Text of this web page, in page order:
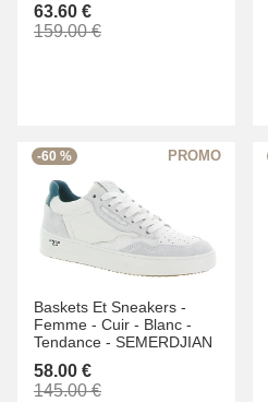
63.60 €
159.00 €
-60 %
Baskets Et Sneakers -
Femme - Cuir - Blanc -
Tendance - SEMERDJIAN
58.00 €
145.00 €